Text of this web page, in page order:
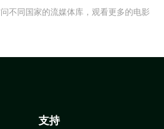
不同国家的流媒体库，观看更多的电影
支持